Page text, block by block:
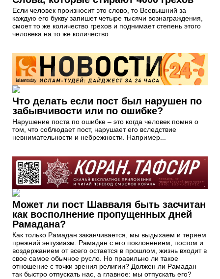
Если человек произносит это слово, то Всевышний за
каждую его букву запишет четыре тысячи вознаграждения,
смоет то же количество грехов и поднимает степень этого
человека на то же количество
Что делать если пост был нарушен по
забывчивости или по ошибке?
Нарушение поста по ошибке – это когда человек помня о
том, что соблюдает пост, нарушает его вследствие
невнимательности и небрежности. Например...
Может ли пост Шавваля быть засчитан
как восполнение пропущенных дней
Рамадана?
Как только Рамадан заканчивается, мы выдыхаем и теряем
прежний энтузиазм. Рамадан с его поклонением, постом и
воздержанием от всего остается в прошлом, жизнь входит в
свое самое обычное русло. Но правильно ли такое
отношение с точки зрения религии? Должен ли Рамадан
так быстро отпускать нас, а главное: мы отпускать его?